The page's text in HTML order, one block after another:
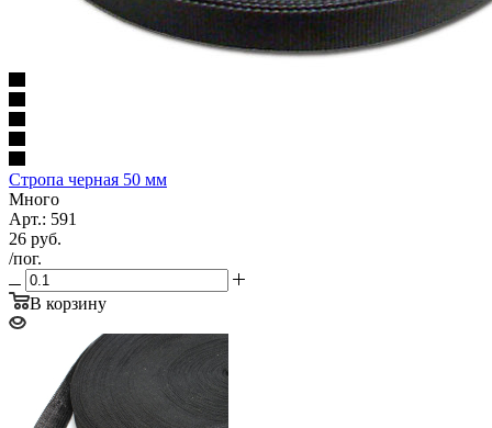
Стропа черная 50 мм
Много
Арт.: 591
26 руб.
/пог.
В корзину